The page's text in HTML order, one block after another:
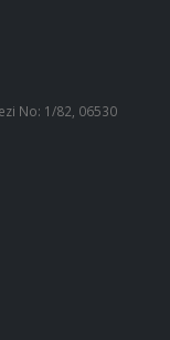
No: 1/82, 06530